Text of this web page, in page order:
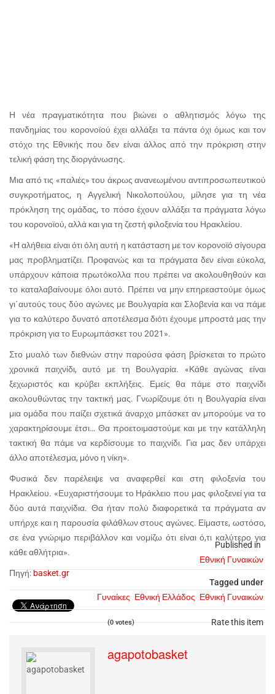
Published in
Εθνική Γυναικών
Tagged under
Γυναίκες Εθνική Ελλάδος Εθνική Γυναικών
Rate this item
(0 votes)
Η νέα πραγματικότητα που βιώνει ο αθλητισμός λόγω της
πανδημίας του κορονοϊού έχει αλλάξει τα πάντα όχι όμως και τον
στόχο της Εθνικής που δεν είναι άλλος από την πρόκριση στην
τελική φάση της διοργάνωσης.
Μια από τις «παλιές» του άκρως ανανεωμένου αντιπροσωπευτικού
συγκροτήματος, η Αγγελική Νικολοπούλου, μίλησε για τη νέα
πρόκληση της ομάδας, το πόσο έχουν αλλάξει τα πράγματα λόγω
του κορονοϊού, αλλά και για τη ζεστή φιλοξενία του Ηρακλείου.
«Η αλήθεια είναι ότι όλη αυτή η κατάσταση με τον κορονοϊό σίγουρα
μας προβληματίζει. Προφανώς και τα πράγματα δεν είναι εύκολα,
υπάρχουν κάποια πρωτόκολλα που πρέπει να ακολουθηθούν και
το καταλαβαίνουμε όλοι αυτό. Πρέπει να μην επηρεαστούμε όμως
γι΄αυτούς τους δύο αγώνες με Βουλγαρία και Σλοβενία και να πάμε
για το καλύτερο δυνατό αποτέλεσμα διότι έχουμε μπροστά μας την
πρόκριση για το Ευρωμπάσκετ του 2021».
Στο μυαλό των διεθνών στην παρούσα φάση βρίσκεται το πρώτο
χρονικά παιχνίδι, αυτό με τη Βουλγαρία. «Κάθε αγώνας είναι
ξεχωριστός και κρύβει εκπλήξεις. Εμείς θα πάμε στο παιχνίδι
ακολουθώντας την τακτική μας. Γνωρίζουμε ότι η Βουλγαρία είναι
μια ομάδα που παίζει σχετικά άναρχο μπάσκετ αν μπορούμε να το
χαρακτηρίσουμε έτσι… Θα προετοιμαστούμε και με την κατάλληλη
τακτική θα πάμε να κερδίσουμε το παιχνίδι. Για μας δεν υπάρχει
άλλο αποτέλεσμα, μόνο η νίκη».
Φυσικά δεν παρέλειψε να αναφερθεί και στη φιλοξενία του
Ηρακλείου. «Ευχαριστήσουμε το Ηράκλειο που μας φιλοξενεί για τα
δύο αυτά παιχνίδια. Θα ήταν πολύ διαφορετικά τα πράγματα αν
υπήρχε και η παρουσία φιλάθλων στους αγώνες. Είμαστε, ωστόσο,
σε ένα γνώριμο περιβάλλον και νομίζω ότι είναι ό,τι καλύτερο για
κάθε αθλήτρια».
Πηγή:basket.gr
agapotobasket